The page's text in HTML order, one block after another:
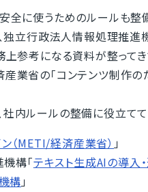
に使うためのルールも整
独立行政法人情報処理推
上参考になる資料が整って
業省の「コンテンツ制作
内ルールの整備に役立てて
（METI/経済産業省） 」
構「テキスト生成AIの導入
構 」